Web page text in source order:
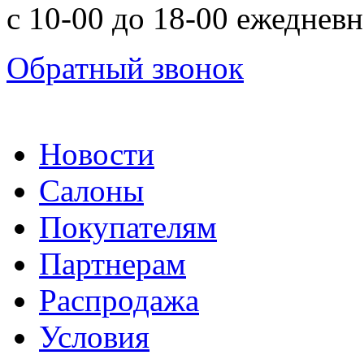
с 10-00 до 18-00
Обратный звонок
Новости
Салоны
Покупателям
Партнерам
Распродажа
Условия